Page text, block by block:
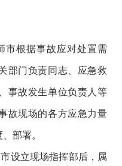
市根据事故应对处置需
部门负责同志、应急救
事故发生单位负责人等
故现场的各方应急力量
部署。
设立现场指挥部后，属